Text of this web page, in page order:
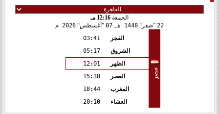
الجمعة 12:16 مـ
22 صفر 1448 هـ 07 أغسطس 2026 م
مصر
الفجر
03:41
الشروق
05:17
الظهر
12:01
العصر
15:38
المغرب
18:44
العشاء
20:10